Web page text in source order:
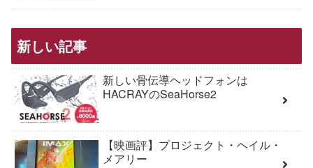
新しい記事
新しい骨伝導ヘッドフォンは
HACRAYのSeaHorse2
【映画評】プロジェクト・ヘイル・
メアリー